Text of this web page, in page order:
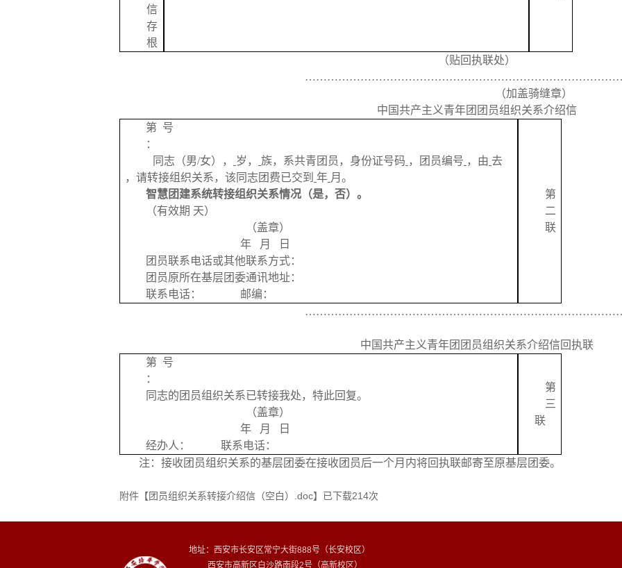
信
存
根
（贴回执联处）
（加盖骑缝章）
中国共产主义青年团团员组织关系介绍信
第 号
：
同志（男/女）， 岁， 族，系共青团员，身份证号码 ，团员编号 ，由 去
，请转接组织关系，该同志团费已交到 年 月。
智慧团建系统转接组织关系情况（是，否）。
（有效期 天）
（盖章）
年
月
日
团员联系电话或其他联系方式：
团员原所在基层团委通讯地址：
联系电话：
邮编：
第
二
联
中国共产主义青年团团员组织关系介绍信回执联
第 号
：
同志的团员组织关系已转接我处，特此回复。
（盖章）
年
月
日
经办人：
联系电话：
第
三
联
注：接收团员组织关系的基层团委在接收团员后一个月内将回执联邮寄至原基层团委。
附件【团员组织关系转接介绍信（空白）.doc】已下载214次
地址：西安市长安区常宁大街888号（长安校区）
西安市高新区白沙路南段2号（高新校区）